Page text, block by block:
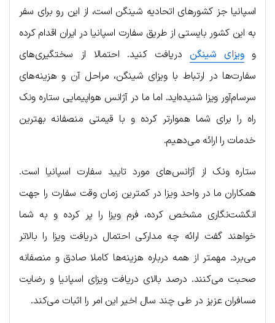
اسپانیا جز کشورهای اتحادیه شینگن است، از این رو برای سفر
به این کشور بایستی از طریق سفارت اسپانیا در ایران اقدام کرده
وویزای شینگندریافت کنید. احتمالا از سختگیری‌های
سفارت‌ها در ارتباط با ویزای شینگن، مراحل آن و هزینه‌های
سرسام‌آور ویزا شنیده‌اید. اما ما در آژانس هواپیمایی ستاره ونک
راه را برای شما هموارتر کرده و با قیمتی منصفانه بهترین
خدمات را ارائه می‌دهیم.
ستاره ونک از آژانس‌های مورد تایید سفارت اسپانیا است.
همکاران ما در واحد ویزا در کمترین زمان وقت سفارت را جهت
انگشت‌نگاری مشخص کرده، فرم ویزا را پر کرده و به شما
خواهند گفت ارائه چه مدارکی احتمال دریافت ویزا را بالاتر
می‌برد. مهمتر از همه درباره هزینه‌ها کاملا صادق و منصفانه
صحبت می‌کنند. درصد بالای دریافت ویزای اسپانیا و رضایت
مسافران عزیز در طی چند سال اخیر این امر را اثبات می‌کند.